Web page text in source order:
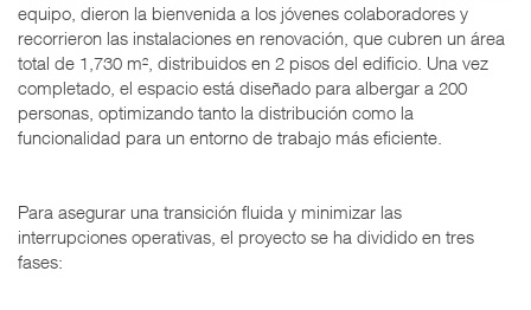
equipo, dieron la bienvenida a los jóvenes colaboradores y
recorrieron las instalaciones en renovación, que cubren un área
total de 1,730 m², distribuidos en 2 pisos del edificio. Una vez
completado, el espacio está diseñado para albergar a 200
personas, optimizando tanto la distribución como la
funcionalidad para un entorno de trabajo más eficiente.
Para asegurar una transición fluida y minimizar las
interrupciones operativas, el proyecto se ha dividido en tres
fases: